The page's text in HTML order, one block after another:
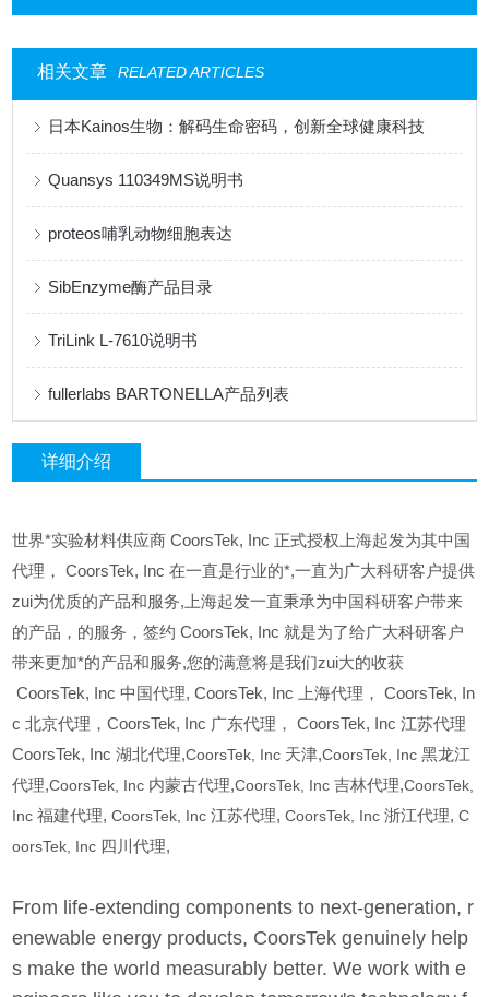
相关文章 RELATED ARTICLES
日本Kainos生物：解码生命密码，创新全球健康科技
Quansys 110349MS说明书
proteos哺乳动物细胞表达
SibEnzyme酶产品目录
TriLink L-7610说明书
fullerlabs BARTONELLA产品列表
详细介绍
世界*实验材料供应商 CoorsTek, Inc 正式授权上海起发为其中国
代理， CoorsTek, Inc 在一直是行业的*,一直为广大科研客户提供
zui为优质的产品和服务,上海起发一直秉承为中国科研客户带来
的产品，的服务，签约 CoorsTek, Inc 就是为了给广大科研客户
带来更加*的产品和服务,您的满意将是我们zui大的收获
CoorsTek, Inc中国代理, CoorsTek, Inc 上海代理， CoorsTek, In
c 北京代理，CoorsTek, Inc 广东代理， CoorsTek, Inc 江苏代理
CoorsTek, Inc 湖北代理,CoorsTek, Inc 天津,CoorsTek, Inc黑龙江
代理,CoorsTek, Inc 内蒙古代理,CoorsTek, Inc吉林代理,CoorsTek,
Inc福建代理,CoorsTek, Inc江苏代理,CoorsTek, Inc浙江代理,C
oorsTek, Inc 四川代理,
From life-extending components to next-generation, r
enewable energy products, CoorsTek genuinely help
s make the world measurably better. We work with e